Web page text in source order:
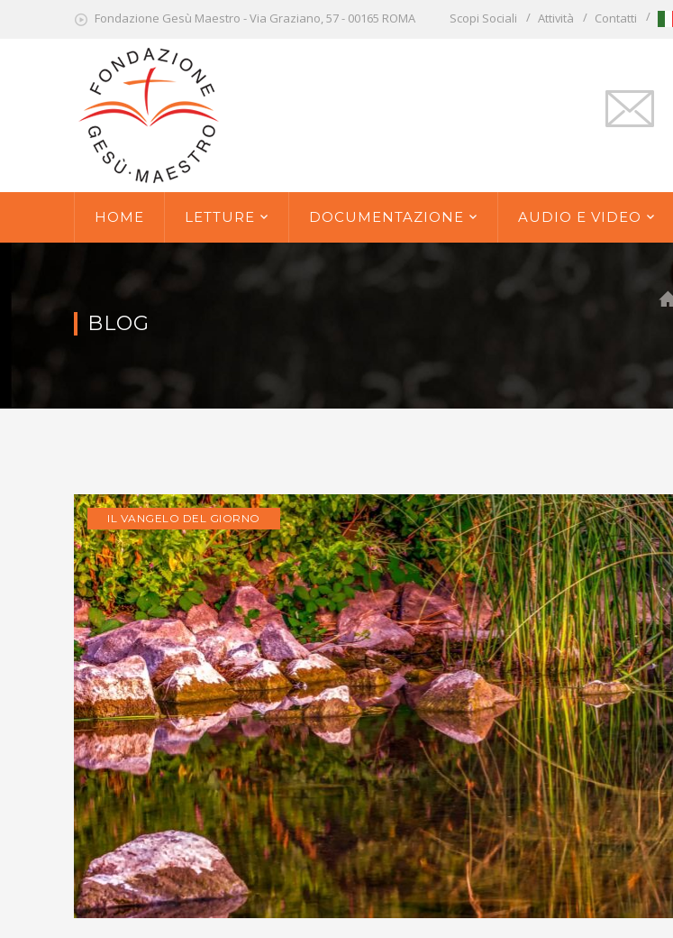
Fondazione Gesù Maestro - Via Graziano, 57 - 00165 ROMA Scopi Sociali Attività Contatti
HOME LETTURE DOCUMENTAZIONE AUDIO E VIDEO
BLOG
IL VANGELO DEL GIORNO